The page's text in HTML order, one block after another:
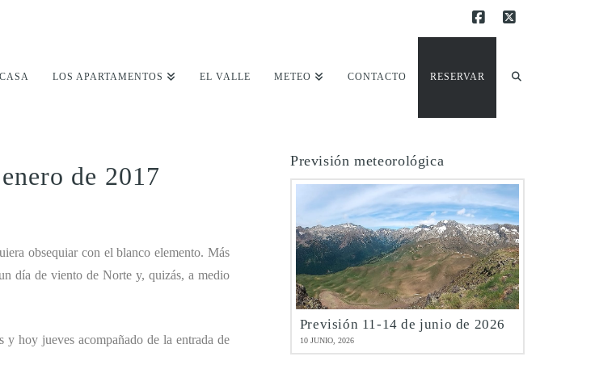
LOS APARTAMENTOS EL VALLE METEO CONTACTO RESERVAR
de 2017
obsequiar con el blanco elemento. Más
día de viento de Norte y, quizás, a medio
y hoy jueves acompañado de la entrada de
Previsión meteorológica
Previsión 11-14 de junio de 2026
10 JUNIO, 2026